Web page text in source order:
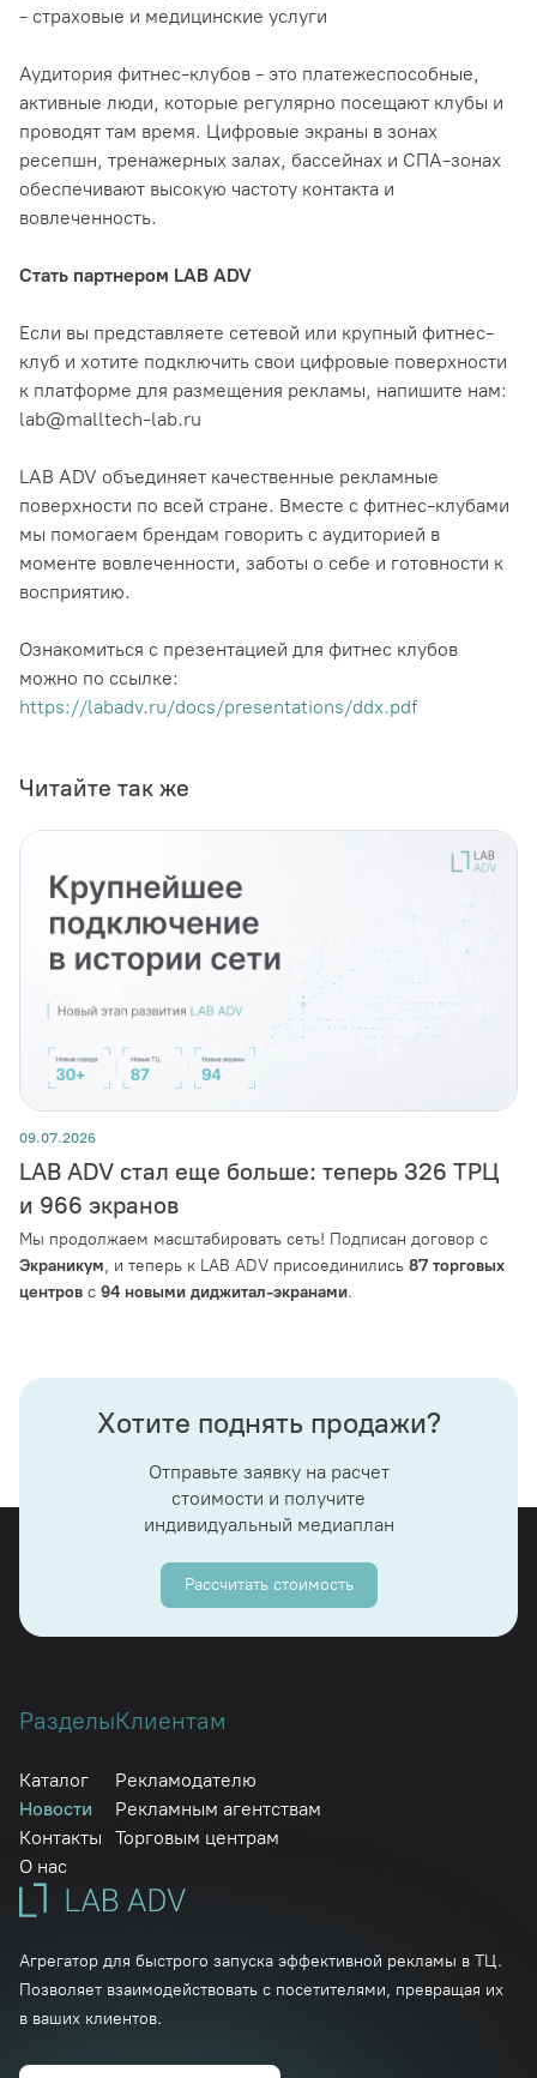
- страховые и медицинские услуги
Аудитория фитнес-клубов - это платежеспособные,
активные люди, которые регулярно посещают клубы и
проводят там время. Цифровые экраны в зонах
ресепшн, тренажерных залах, бассейнах и СПА-зонах
обеспечивают высокую частоту контакта и
вовлеченность.
Стать партнером LAB ADV
Если вы представляете сетевой или крупный фитнес-
клуб и хотите подключить свои цифровые поверхности
к платформе для размещения рекламы, напишите нам:
lab@malltech-lab.ru
LAB ADV объединяет качественные рекламные
поверхности по всей стране. Вместе с фитнес-клубами
мы помогаем брендам говорить с аудиторией в
моменте вовлеченности, заботы о себе и готовности к
восприятию.
Ознакомиться с презентацией для фитнес клубов
можно по ссылке:
https://labadv.ru/docs/presentations/ddx.pdf
Читайте так же
09.07.2026
LAB ADV стал еще больше: теперь 326 ТРЦ
и 966 экранов
Мы продолжаем масштабировать сеть! Подписан договор с
Экраникум, и теперь к LAB ADV присоединились 87 торговых
центров с 94 новыми диджитал-экранами.
Хотите поднять продажи?
Отправьте заявку на расчет
стоимости и получите
индивидуальный медиаплан
Рассчитать стоимость
Агрегатор для быстрого запуска эффективной рекламы в ТЦ.
Позволяет взаимодействовать с посетителями, превращая их
в ваших клиентов.
Разделы
Каталог
Новости
Контакты
О нас
Клиентам
Рекламодателю
Рекламным агентствам
Торговым центрам